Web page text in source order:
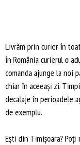
Livrăm prin curier în
în România curierul o
comanda ajunge la noi
chiar în aceeași zi.
decalaje în perioadele
de exemplu.
Ești din Timișoara? Poți